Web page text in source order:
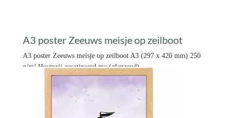
A3 poster Zeeuws meisje op zeilboot
A3 poster Zeeuws meisje op zeilboot A3 (297 x 420 mm) 250
g/m² Houtvrij gesatineerd mc (glanzend)
Prijs per stuk